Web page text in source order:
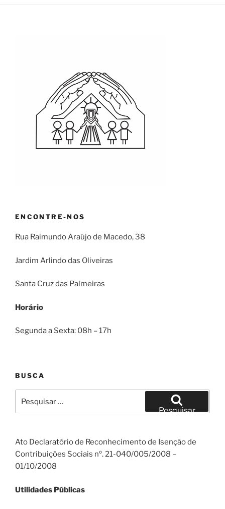
ENCONTRE-NOS
Rua Raimundo Araújo de Macedo, 38
Jardim Arlindo das Oliveiras
Santa Cruz das Palmeiras
Horário
Segunda a Sexta: 08h – 17h
BUSCA
por:
Pesquisar
Ato Declaratório de Reconhecimento de Isenção de
Contribuições Sociais nº. 21-040/005/2008 –
01/10/2008
Utilidades Públicas